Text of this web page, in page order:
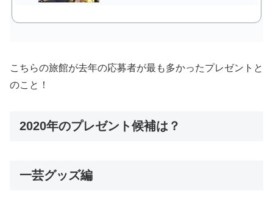
こちらの旅館が去年の応募者が最も多かったプレゼントと
のこと！
2020年のプレゼント候補は？
一芸グッズ編